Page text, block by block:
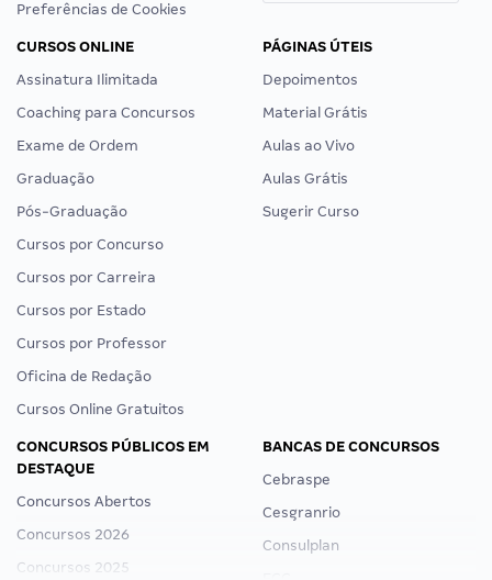
Preferências de Cookies
CURSOS ONLINE
Assinatura Ilimitada
Coaching para Concursos
Exame de Ordem
Graduação
Pós-Graduação
Cursos por Concurso
Cursos por Carreira
Cursos por Estado
Cursos por Professor
Oficina de Redação
Cursos Online Gratuitos
PÁGINAS ÚTEIS
Depoimentos
Material Grátis
Aulas ao Vivo
Aulas Grátis
Sugerir Curso
CONCURSOS PÚBLICOS EM
DESTAQUE
Concursos Abertos
Concursos 2026
Concursos 2025
BANCAS DE CONCURSOS
Cebraspe
Cesgranrio
Consulplan